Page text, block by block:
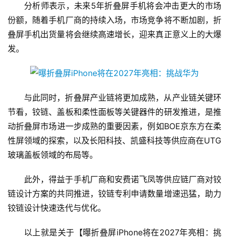
分析师表示，未来5年折叠屏手机将会冲击更大的市场
份额，随着手机厂商的持续入场，市场竞争将不断加剧，折
叠屏手机出货量将会继续高速增长，迎来真正意义上的大爆
发。
与此同时，折叠屏产业链将更加成熟，从产业链关键环
节看，铰链、盖板和柔性面板等关键器件的研发推进，是推
动折叠屏市场进一步成熟的重要因素，例如BOE京东方在柔
性屏领域的探索，以及长阳科技、凯盛科技等供应商在UTG
玻璃盖板领域的布局等。
此外，得益于手机厂商和安费诺飞凤等供应链厂商对铰
链设计方案的共同推进，铰链专利申请数量增速迅猛，助力
铰链设计快速迭代与优化。
以上就是关于【曝折叠屏iPhone将在2027年亮相：挑